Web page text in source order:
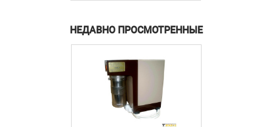
НЕДАВНО ПРОСМОТРЕННЫЕ